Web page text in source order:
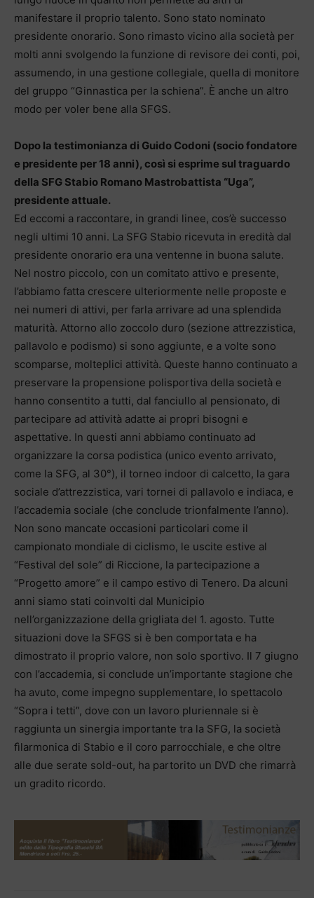
manifestare il proprio talento. Sono stato nominato
presidente onorario. Sono rimasto vicino alla società per
molti anni svolgendo la funzione di revisore dei conti, poi,
assumendo, in una gestione collegiale, quella di monitore
del gruppo “Ginnastica per la schiena”. È anche un altro
modo per voler bene alla SFGS.
Dopo la testimonianza di Guido Codoni (socio fondatore
e presidente per 18 anni), così si esprime sul traguardo
della SFG Stabio Romano Mastrobattista “Uga”,
presidente attuale.
Ed eccomi a raccontare, in grandi linee, cos’è successo
negli ultimi 10 anni. La SFG Stabio ricevuta in eredità dal
presidente onorario era una ventenne in buona salute.
Nel nostro piccolo, con un comitato attivo e presente,
l’abbiamo fatta crescere ulteriormente nelle proposte e
nei numeri di attivi, per farla arrivare ad una splendida
maturità. Attorno allo zoccolo duro (sezione attrezzistica,
pallavolo e podismo) si sono aggiunte, e a volte sono
scomparse, molteplici attività. Queste hanno continuato a
preservare la propensione polisportiva della società e
hanno consentito a tutti, dal fanciullo al pensionato, di
partecipare ad attività adatte ai propri bisogni e
aspettative. In questi anni abbiamo continuato ad
organizzare la corsa podistica (unico evento arrivato,
come la SFG, al 30°), il torneo indoor di calcetto, la gara
sociale d’attrezzistica, vari tornei di pallavolo e indiaca, e
l’accademia sociale (che conclude trionfalmente l’anno).
Non sono mancate occasioni particolari come il
campionato mondiale di ciclismo, le uscite estive al
“Festival del sole” di Riccione, la partecipazione a
“Progetto amore” e il campo estivo di Tenero. Da alcuni
anni siamo stati coinvolti dal Municipio
nell’organizzazione della grigliata del 1. agosto. Tutte
situazioni dove la SFGS si è ben comportata e ha
dimostrato il proprio valore, non solo sportivo. Il 7 giugno
con l’accademia, si conclude un’importante stagione che
ha avuto, come impegno supplementare, lo spettacolo
“Sopra i tetti”, dove con un lavoro pluriennale si è
raggiunta un sinergia importante tra la SFG, la società
fìlarmonica di Stabio e il coro parrocchiale, e che oltre
alle due serate sold-out, ha partorito un DVD che rimarrà
un gradito ricordo.